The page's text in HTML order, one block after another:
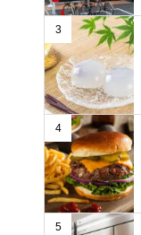
3
4
5